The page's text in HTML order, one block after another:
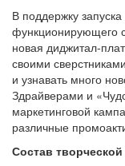
В поддержку
функционирующего
новая диджитал-
своими
и узнавать много
Здрайверами и
маркетинговой
различные
Состав